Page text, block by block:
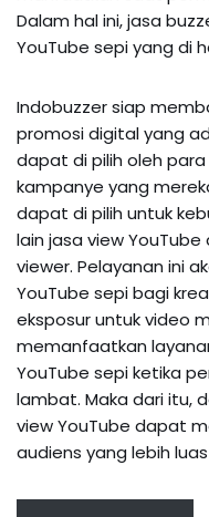
Dalam hal ini, jasa
YouTube sepi yang di
Indobuzzer siap
promosi digital yang
dapat di pilih oleh
kampanye yang
dapat di pilih untuk
lain jasa view YouTube
viewer. Pelayanan ini
YouTube sepi bagi
eksposur untuk video
memanfaatkan
YouTube sepi ketika
lambat. Maka dari itu,
view YouTube dapat
audiens yang lebih